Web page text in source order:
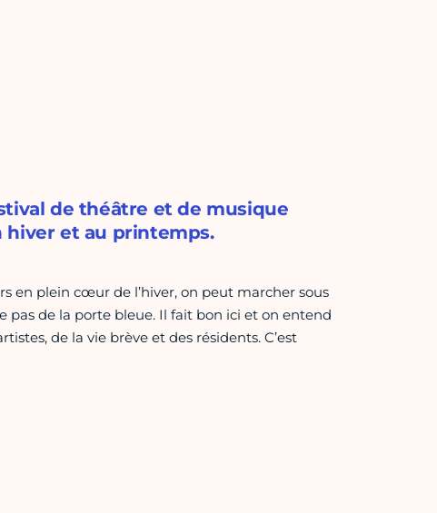
de théâtre et de musique
hiver et au printemps.
en plein cœur de l’hiver, on peut marcher sous
pas de la porte bleue. Il fait bon ici et on entend
de la vie brève et des résidents. C’est